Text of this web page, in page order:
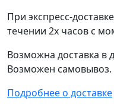
При экспресс-
течении 2х часов с
Возможна доставка в
Возможен самовывоз.
Подробнее о доставке